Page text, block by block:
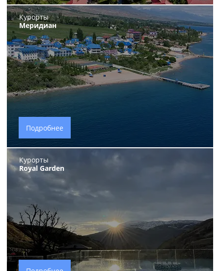
Курорты
Меридиан
Подробнее
Курорты
Royal Garden